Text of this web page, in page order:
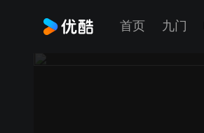
首页 九门